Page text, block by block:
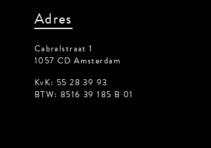
Adres
Cabralstraat 1
1057 CD Amsterdam
KvK: 55 28 39 93
BTW: 8516 39 185 B 01